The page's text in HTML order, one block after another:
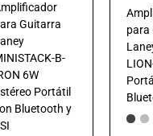
Guitarra
B-
6W
Portátil
Bluetooth y
para